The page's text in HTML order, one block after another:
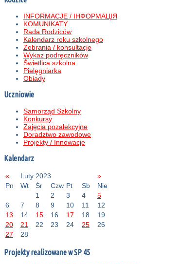
INFORMACJE / ІНФОРМАЦІЯ
KOMUNIKATY
Rada Rodziców
Kalendarz roku szkolnego
Zebrania / konsultacje
Wykaz podręczników
Świetlica szkolna
Pielęgniarka
Obiady
Uczniowie
Samorząd Szkolny
Konkursy
Zajęcia pozalekcyjne
Doradztwo zawodowe
Projekty / Innowacje
Kalendarz
« Luty 2023
»
Pn
Wt Śr Czw Pt Sb
Nie
1
2 3 4
5
6
7 8 9 10 11
12
13
14 15 16 17 18
19
20
21 22 23 24 25
26
27
28
Projekty realizowane w SP 45